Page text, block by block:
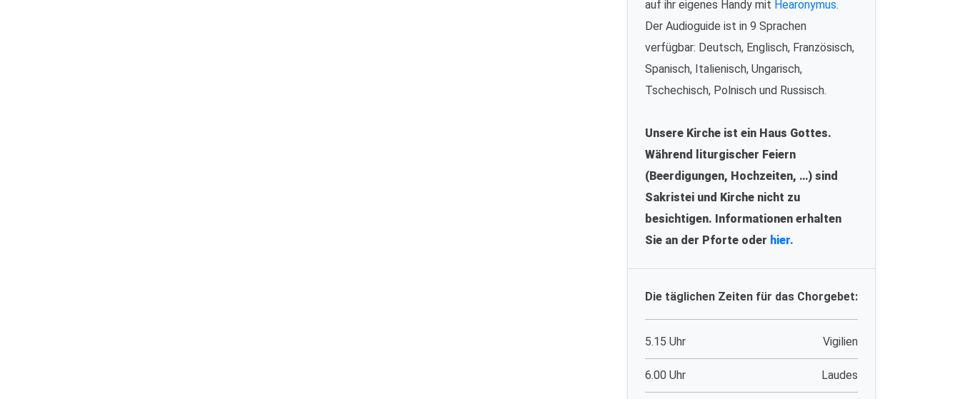
auf ihr eigenes Handy mit Hearonymus.
Der Audioguide ist in 9 Sprachen
verfügbar: Deutsch, Englisch, Französisch,
Spanisch, Italienisch, Ungarisch,
Tschechisch, Polnisch und Russisch.
Unsere Kirche ist ein Haus Gottes.
Während liturgischer Feiern
(Beerdigungen, Hochzeiten, …) sind
Sakristei und Kirche nicht zu
besichtigen. Informationen erhalten
Sie an der Pforte oder hier.
Die täglichen Zeiten für das Chorgebet:
5.15 Uhr Vigilien
6.00 Uhr Laudes